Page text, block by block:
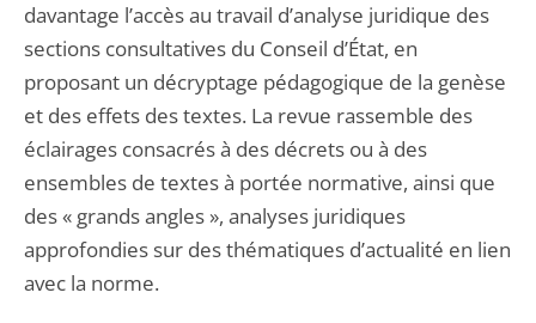
davantage l’accès au travail d’analyse juridique des
sections consultatives du Conseil d’État, en
proposant un décryptage pédagogique de la genèse
et des effets des textes. La revue rassemble des
éclairages consacrés à des décrets ou à des
ensembles de textes à portée normative, ainsi que
des « grands angles », analyses juridiques
approfondies sur des thématiques d’actualité en lien
avec la norme.